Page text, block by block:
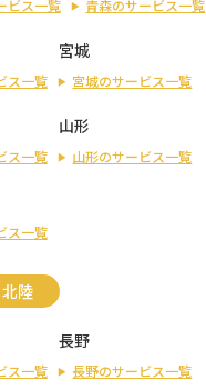
ビス一覧 青森のサービス一覧
ス一覧
宮城
宮城のサービス一覧
ス一覧
山形
山形のサービス一覧
ス一覧
陸
ス一覧
長野
長野のサービス一覧